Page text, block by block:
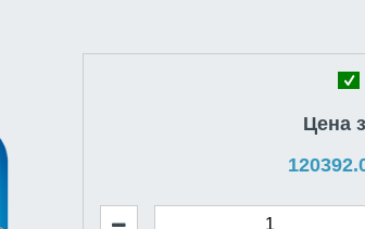
Цена